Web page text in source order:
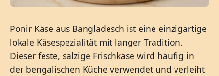
Ponir Käse aus Bangladesch ist eine einzigartige
lokale Käsespezialität mit langer Tradition.
Dieser feste, salzige Frischkäse wird häufig in
der bengalischen Küche verwendet und verleiht